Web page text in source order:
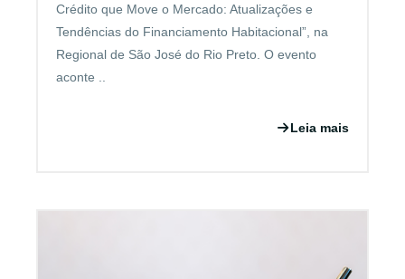
Crédito que Move o Mercado: Atualizações e
Tendências do Financiamento Habitacional”, na
Regional de São José do Rio Preto. O evento
aconte ..
Leia mais